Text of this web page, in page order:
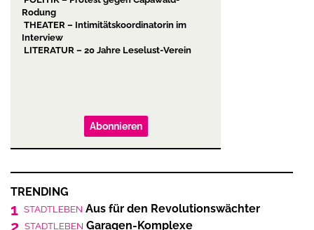
Rodung
THEATER – Intimitätskoordinatorin im
Interview
LITERATUR – 20 Jahre Leselust-Verein
Abonnieren
TRENDING
1 STADTLEBEN Aus für den Revolutionswächter
2 STADTLEBEN Garagen-Komplexe